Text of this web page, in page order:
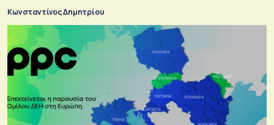
Κωνσταντίνος Δημητρίου